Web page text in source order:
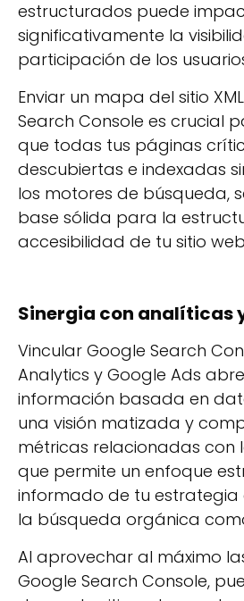
estructurados puede
significativamente la
participación de los
Enviar un mapa del sitio
Search Console es crucial
que todas tus páginas
descubiertas e indexadas
los motores de búsqueda,
base sólida para la
accesibilidad de tu sitio
Sinergia con analíticas
Vincular Google Search
Analytics y Google Ads
información basada en
una visión matizada y
métricas relacionadas con
que permite un enfoque
informado de tu
la búsqueda orgánica
Al aprovechar al máximo
Google Search Console,